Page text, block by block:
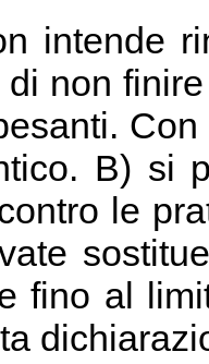
intende
non
B) si
le
fino al